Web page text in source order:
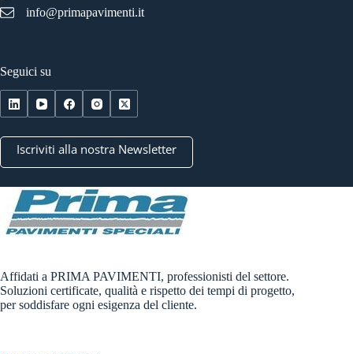
info@primapavimenti.it
Seguici su
Iscriviti alla nostra Newsletter
Affidati a PRIMA PAVIMENTI, professionisti del settore.
Soluzioni certificate, qualità e rispetto dei tempi di progetto,
per soddisfare ogni esigenza del cliente.